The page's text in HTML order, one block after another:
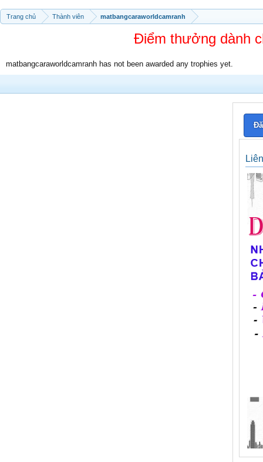
Trang chủ Thành viên matbangcaraworldcamranh
Điểm thưởng dành
matbangcaraworldcamranh has not been awarded any trophies yet.